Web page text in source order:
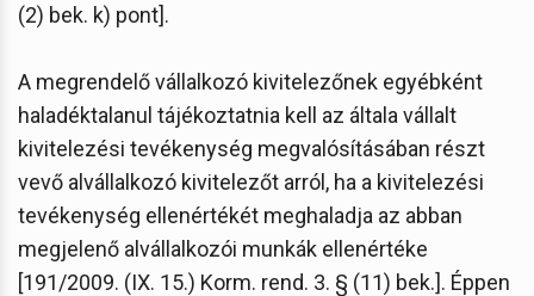
(2) bek. k) pont].
A megrendelő vállalkozó kivitelezőnek egyébként
haladéktalanul tájékoztatnia kell az általa vállalt
kivitelezési tevékenység megvalósításában részt
vevő alvállalkozó kivitelezőt arról, ha a kivitelezési
tevékenység ellenértékét meghaladja az abban
megjelenő alvállalkozói munkák ellenértéke
[191/2009. (IX. 15.) Korm. rend. 3. § (11) bek.]. Éppen